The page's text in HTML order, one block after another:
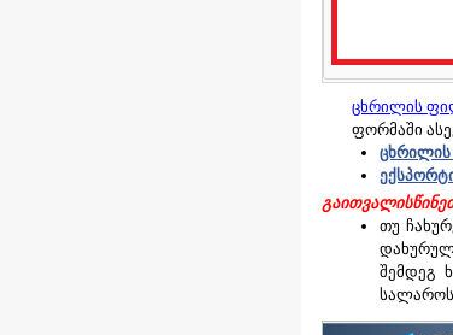
ცხრილის
ფორმაში
ცხრილის
თუ
შემდეგ
სალაროს